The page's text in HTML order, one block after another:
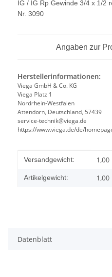
IG / IG Rp Gewinde 3/4 x 1/2
Nr. 3090
Angaben zur
Herstellerinformationen:
Viega GmbH & Co. KG
Viega Platz 1
Nordrhein-Westfalen
Attendorn, Deutschland, 57439
service-technik@viega.de
https://www.viega.de/de/
Produkteigenschaft
Wert
Versandgewicht: 1,00
Artikelgewicht: 1,00
Datenblatt